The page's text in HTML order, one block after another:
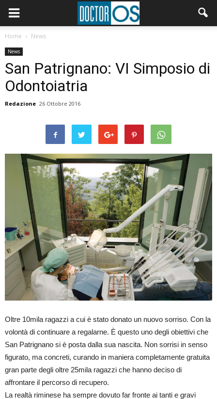
Home News
News
San Patrignano: VI Simposio di
Odontoiatria
Redazione 26 Ottobre 2016
Oltre 10mila ragazzi a cui è stato donato un nuovo sorriso. Con la
volontà di continuare a regalarne. È questo uno degli obiettivi che
San Patrignano si è posta dalla sua nascita. Non sorrisi in senso
figurato, ma concreti, curando in maniera completamente gratuita
gran parte degli oltre 25mila ragazzi che hanno deciso di
affrontare il percorso di recupero.
La realtà riminese ha sempre dovuto far fronte ai tanti e gravi